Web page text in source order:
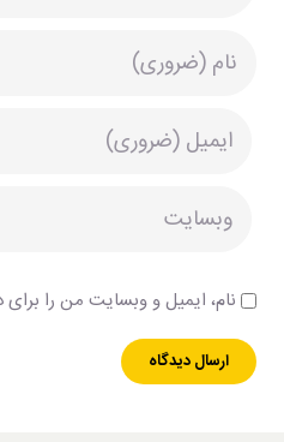
نام، ایمیل و وبسایت من را برای